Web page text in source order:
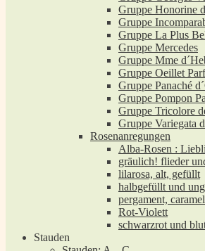
Gruppe Honorine
Gruppe
Gruppe La Plus
Gruppe Mercedes
Gruppe Mme
Gruppe Oeillet
Gruppe Panaché
Gruppe Pompon
Gruppe Tricolore
Gruppe Variegata
Rosenanregungen
Alba-Rosen :
gräulich! flieder
lilarosa, alt, gefüllt
halbgefüllt und
pergament,
Rot-Violett
schwarzrot und
Stauden